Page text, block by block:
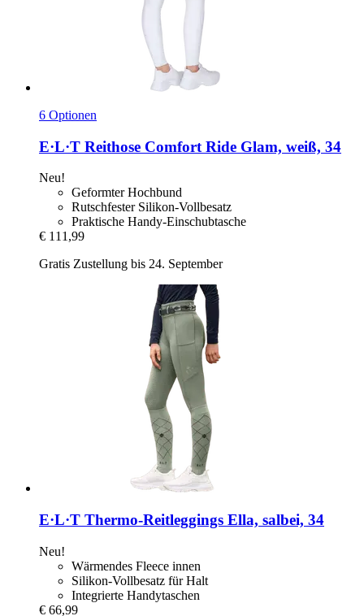
6 Optionen
E·L·T Reithose Comfort Ride Glam, weiß, 34
Neu!
Geformter Hochbund
Rutschfester Silikon-Vollbesatz
Praktische Handy-Einschubtasche
€ 111,99
Gratis Zustellung bis 24. September
E·L·T Thermo-​Reitleggings Ella, salbei, 34
Neu!
Wärmendes Fleece innen
Silikon-Vollbesatz für Halt
Integrierte Handytaschen
€ 66,99